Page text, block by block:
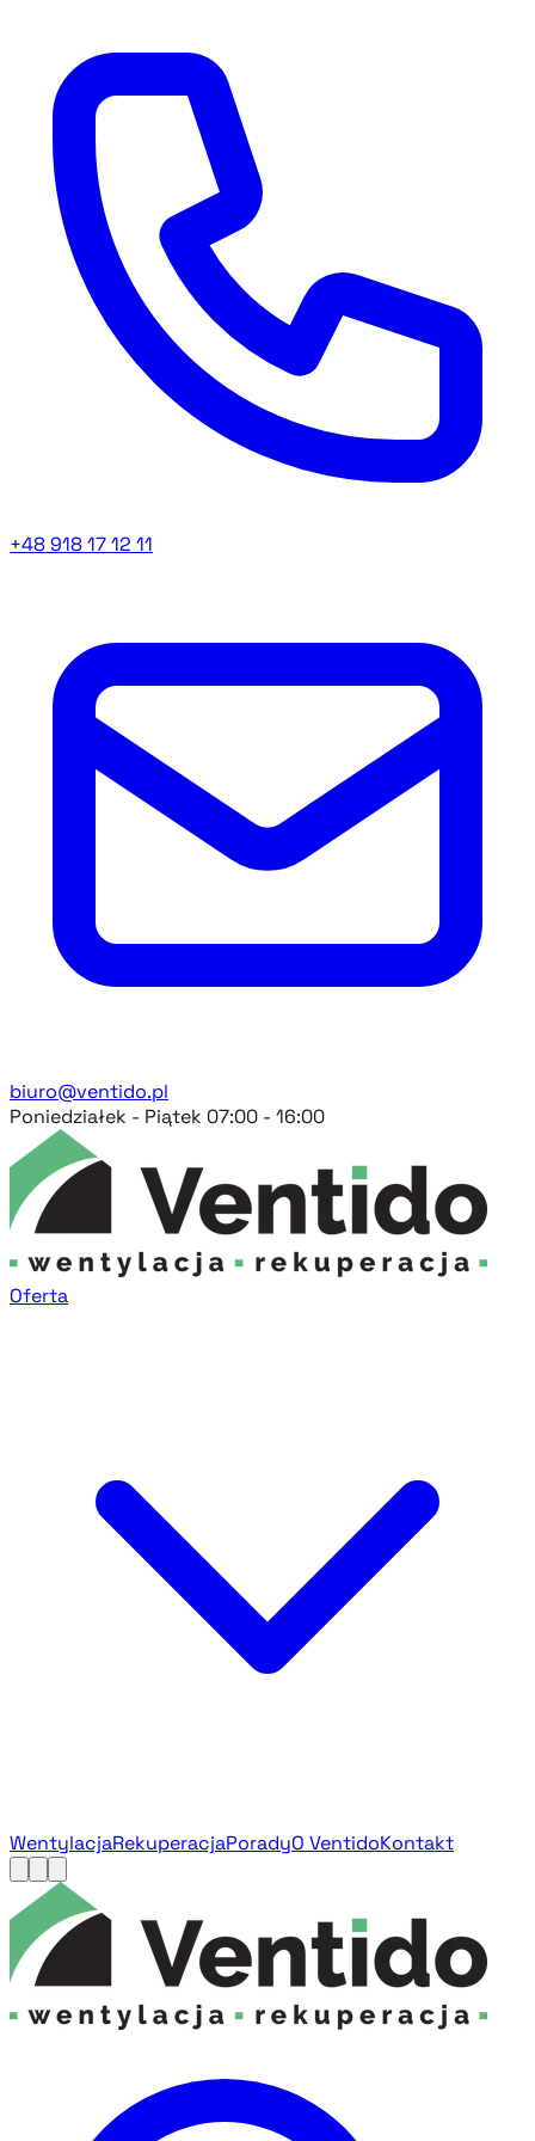
+48 918 17 12 11
biuro@ventido.pl
Poniedziałek - Piątek 07:00 - 16:00
Oferta
WentylacjaRekuperacjaPoradyO VentidoKontakt